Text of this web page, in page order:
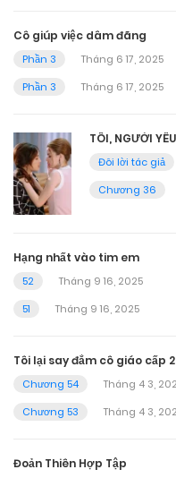
Cô giúp việc dâm đãng
Phần 3
Tháng 6 17, 2025
Phần 3
Tháng 6 17, 2025
TÔI, NGƯỜI
Đôi lời tác giả
Chương 36
Hạng nhất vào tim em
52
Tháng 9 16, 2025
51
Tháng 9 16, 2025
Tôi lại say đắm cô giáo cấp
Chương 54
Tháng 4 3,
Chương 53
Tháng 4 3,
Đoản Thiên Hợp Tập